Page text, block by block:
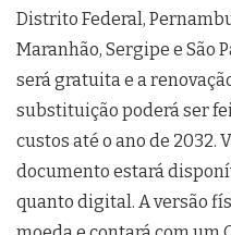
Distrito Federal,
Maranhão, Sergipe e São
será gratuita e a
substituição poderá ser
custos até o ano de 2032.
documento estará
quanto digital. A versão